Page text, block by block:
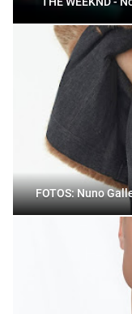
FOTOS: Nuno